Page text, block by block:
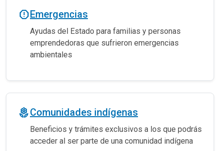
report_gmailerrorredEmergencias
Ayudas del Estado para familias y personas
emprendedoras que sufrieron emergencias
ambientales
local_floristComunidades indígenas
Beneficios y trámites exclusivos a los que podrás
acceder al ser parte de una comunidad indígena